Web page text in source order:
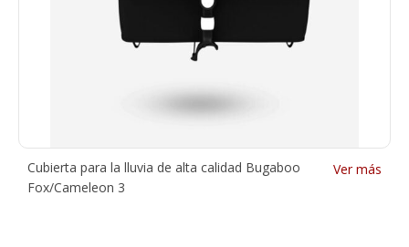
Cubierta para la lluvia de alta calidad Bugaboo
Fox/Cameleon 3
Ver más